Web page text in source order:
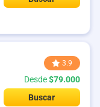
3.9
Desde$79.000
Buscar